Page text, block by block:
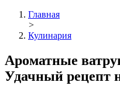
Главная
>
Кулинария
Ароматные
Удачный рецепт